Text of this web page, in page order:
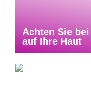
Achten Sie
auf Ihre Haut